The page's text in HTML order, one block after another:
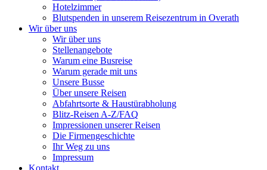
Hotelzimmer
Blutspenden in unserem Reisezentrum in Overath
Wir über uns
Wir über uns
Stellenangebote
Warum eine Busreise
Warum gerade mit uns
Unsere Busse
Über unsere Reisen
Abfahrtsorte & Haustürabholung
Blitz-Reisen A-Z/FAQ
Impressionen unserer Reisen
Die Firmengeschichte
Ihr Weg zu uns
Impressum
Kontakt